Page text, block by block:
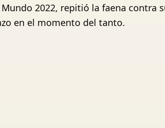
2022, repitió la faena contra
en el momento del tanto.